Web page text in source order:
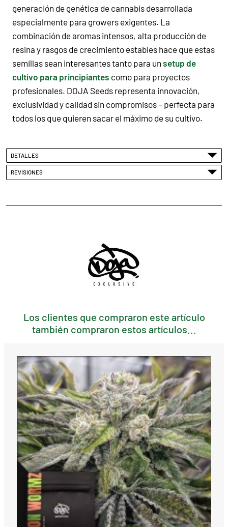
generación de genética de cannabis desarrollada
especialmente para growers exigentes. La
combinación de aromas intensos, alta producción de
resina y rasgos de crecimiento estables hace que estas
semillas sean interesantes tanto para un setup de
cultivo para principiantes como para proyectos
profesionales. DOJA Seeds representa innovación,
exclusividad y calidad sin compromisos – perfecta para
todos los que quieren sacar el máximo de su cultivo.
DETALLES
REVISIONES
Los clientes que compraron este artículo
también compraron estos artículos...